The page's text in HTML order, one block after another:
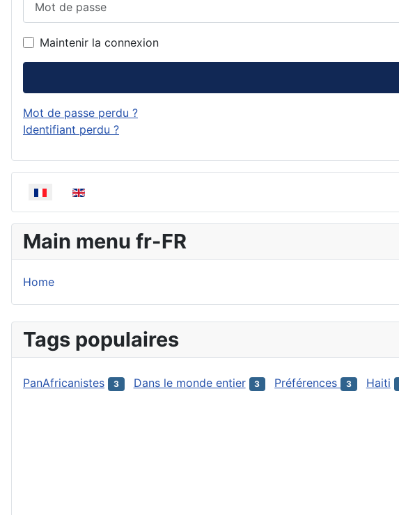
Maintenir la connexion
Mot de passe perdu ?
Identifiant perdu ?
Sélectionnez votre langue
Main menu fr-FR
Home
Tags populaires
PanAfricanistes 3 Dans le monde entier 3 Préférences 3 Haiti